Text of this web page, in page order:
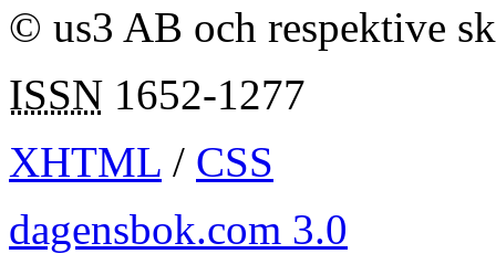
© us3 AB och respektive
ISSN 1652-1277
XHTML / CSS
dagensbok.com 3.0